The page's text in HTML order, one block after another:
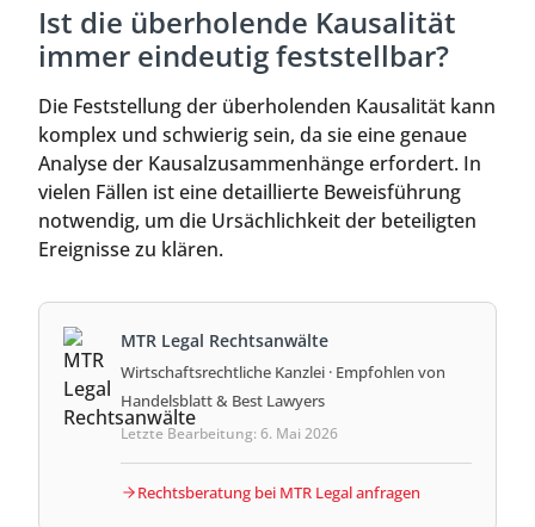
Ist die überholende Kausalität
immer eindeutig feststellbar?
Die Feststellung der überholenden Kausalität kann
komplex und schwierig sein, da sie eine genaue
Analyse der Kausalzusammenhänge erfordert. In
vielen Fällen ist eine detaillierte Beweisführung
notwendig, um die Ursächlichkeit der beteiligten
Ereignisse zu klären.
MTR Legal Rechtsanwälte
Wirtschaftsrechtliche Kanzlei · Empfohlen von
Handelsblatt & Best Lawyers
Letzte Bearbeitung: 6. Mai 2026
Rechtsberatung bei MTR Legal anfragen